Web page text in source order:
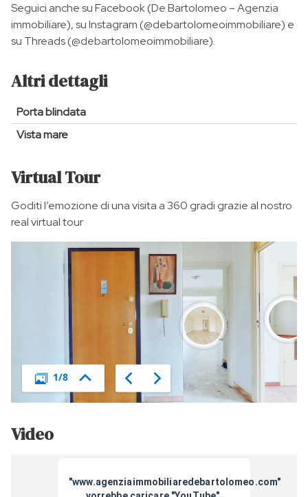
Seguici anche su Facebook (De Bartolomeo – Agenzia
immobiliare), su Instagram (@debartolomeoimmobiliare) e
su Threads (@debartolomeoimmobiliare).
Altri dettagli
Porta blindata
Vista mare
Virtual Tour
Goditi l’emozione di una visita a 360 gradi grazie al nostro
real virtual tour
Video